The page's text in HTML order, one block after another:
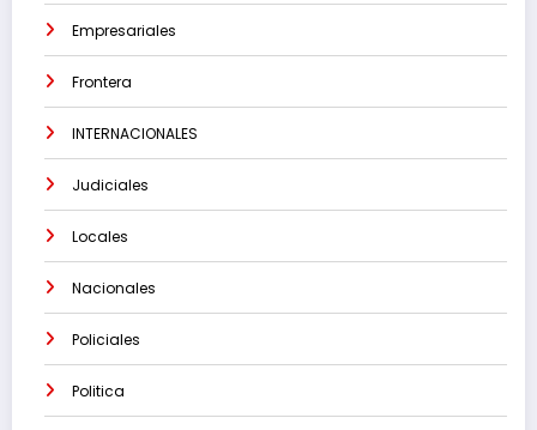
Empresariales
Frontera
INTERNACIONALES
Judiciales
Locales
Nacionales
Policiales
Politica